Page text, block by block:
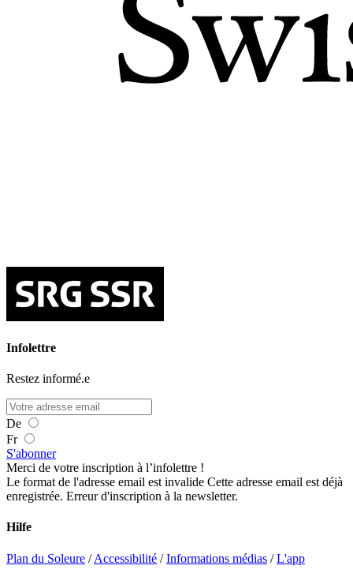
Infolettre
Restez informé.e
De
Fr
S'abonner
Merci de votre inscription à l’infolettre !
Le format de l'adresse email est invalide Cette adresse email est déjà
enregistrée. Erreur d'inscription à la newsletter.
Hilfe
Plan du Soleure /Accessibilité /Informations médias /L'app